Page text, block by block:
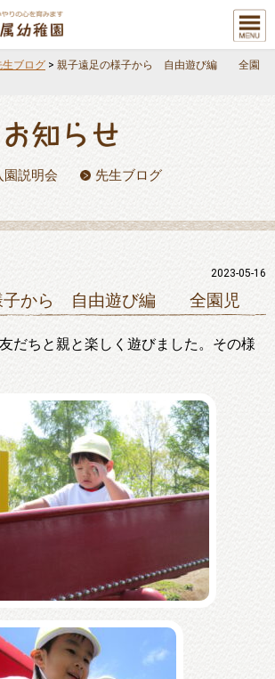
メニュ
ー
生ブログ > 親子遠足の様子から 自由遊び編 全園
園説明会
先生ブログ
2023-05-16
子から 自由遊び編 全園児
だちと親と楽しく遊びました。その様